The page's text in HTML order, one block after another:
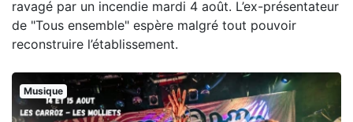
ravagé par un incendie mardi 4 août. L’ex-présentateur
de "Tous ensemble" espère malgré tout pouvoir
reconstruire l’établissement.
Musique